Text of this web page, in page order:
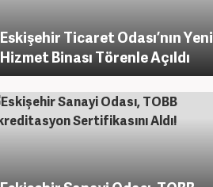
Eskişehir Ticaret Odası’nın Yeni
Hizmet Binası Törenle Açıldı